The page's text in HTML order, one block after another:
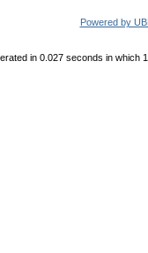
Powered by
in 0.027 seconds in which